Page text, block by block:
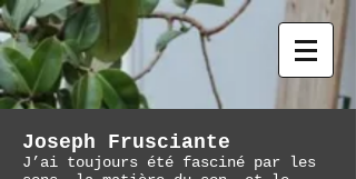
Joseph Frusciante
J’ai toujours été fasciné par les